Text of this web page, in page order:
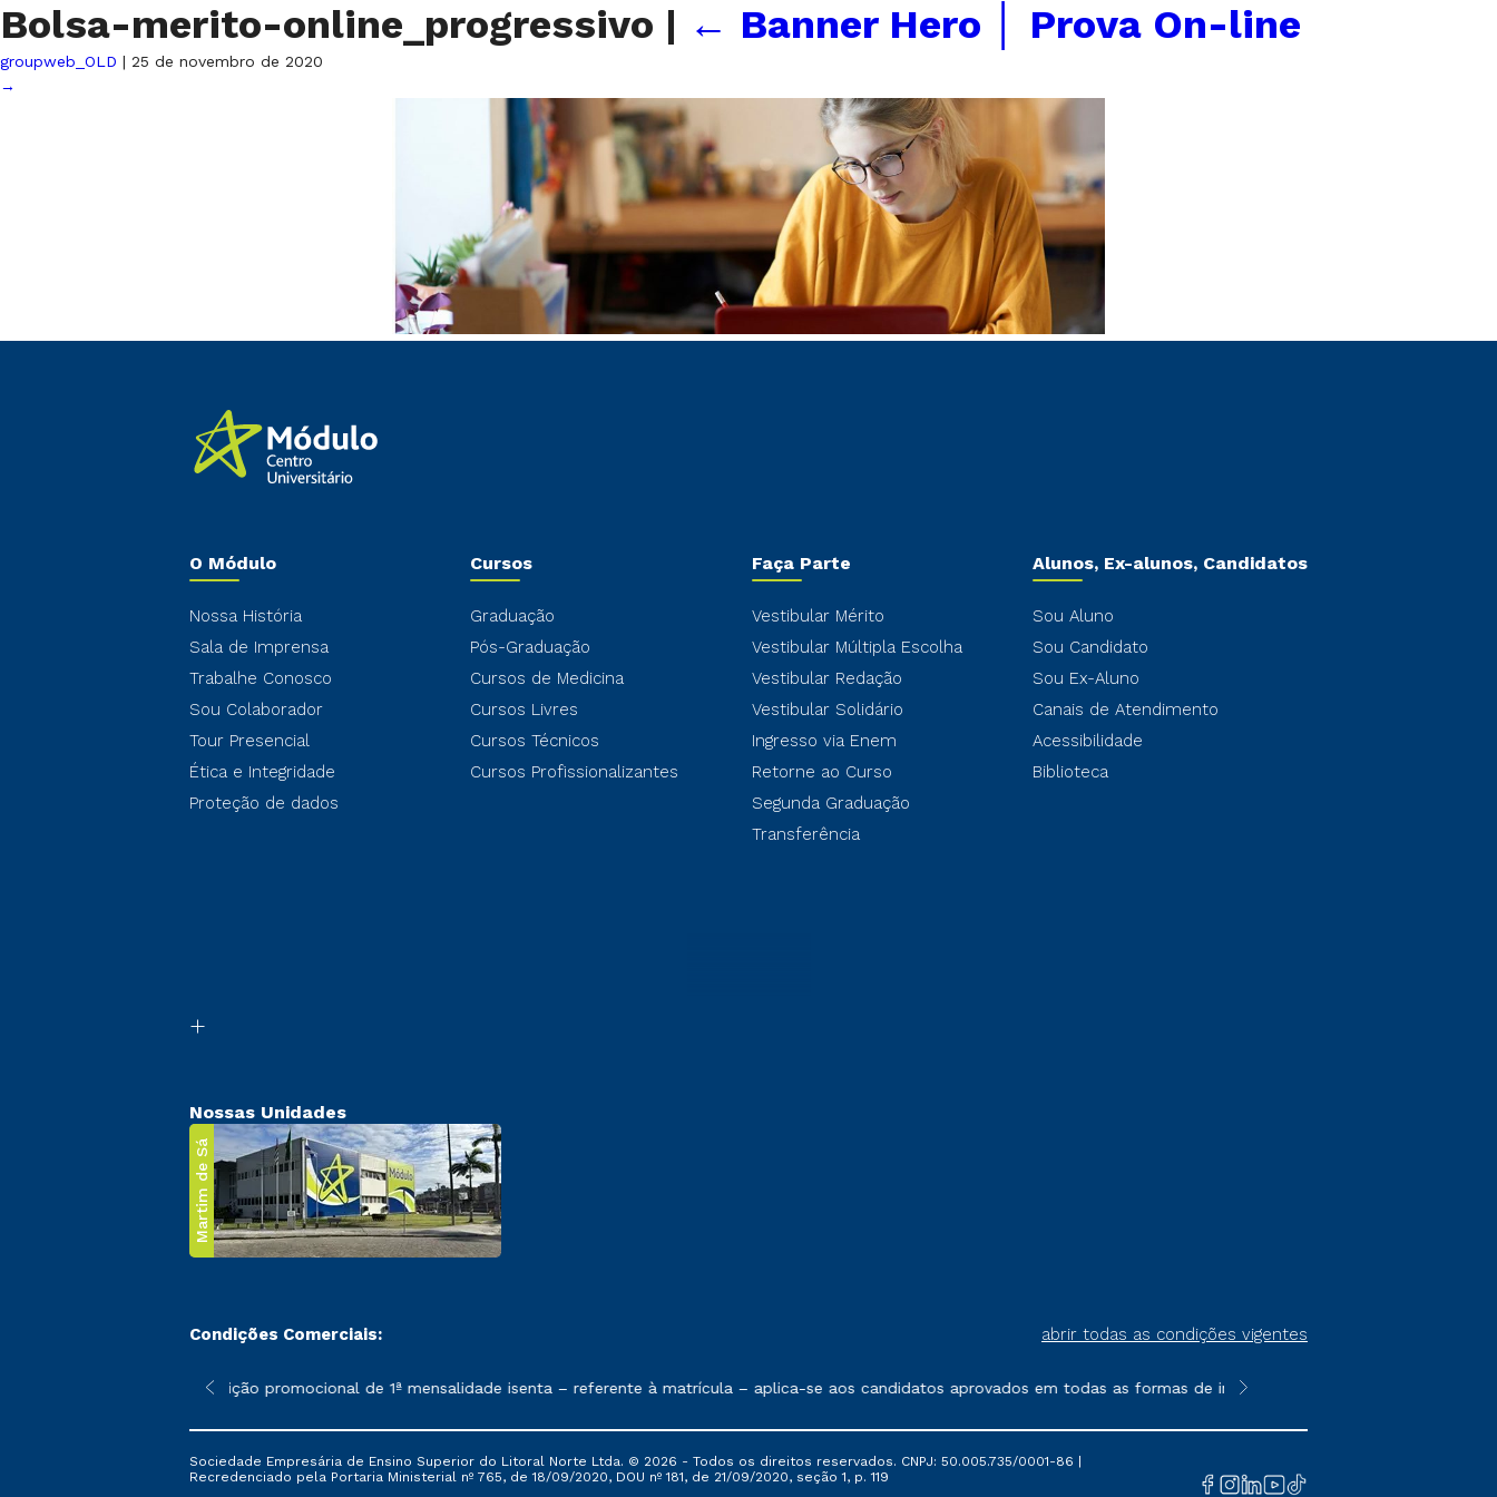
Bolsa-merito-online_progressivo | ← Banner Hero │ Prova On-line
groupweb_OLD | 25 de novembro de 2020
→
O Módulo
Nossa História
Sala de Imprensa
Trabalhe Conosco
Sou Colaborador
Tour Presencial
Ética e Integridade
Proteção de dados
Cursos
Graduação
Pós-Graduação
Cursos de Medicina
Cursos Livres
Cursos Técnicos
Cursos Profissionalizantes
Faça Parte
Vestibular Mérito
Vestibular Múltipla Escolha
Vestibular Redação
Vestibular Solidário
Ingresso via Enem
Retorne ao Curso
Segunda Graduação
Transferência
Alunos, Ex-alunos, Candidatos
Sou Aluno
Sou Candidato
Sou Ex-Aluno
Canais de Atendimento
Acessibilidade
Biblioteca
Nossas Unidades
Martim de Sá
Condições Comerciais: abrir todas as condições vigentes
sofrer alterações nos períodos de rematrícula conforme exposto no contrato de prestação de serviços.
*A condição promocional de 1ª mensalidade isenta – referente à matrícula – aplica-se aos candidatos aprovados em todas as formas de ingresso, exceto na prova on-line
**Semipresencial é um formato do
Sociedade Empresária de Ensino Superior do Litoral Norte Ltda. © 2026 - Todos os direitos reservados. CNPJ: 50.005.735/0001-86 |
Recredenciado pela Portaria Ministerial nº 765, de 18/09/2020, DOU nº 181, de 21/09/2020, seção 1, p. 119